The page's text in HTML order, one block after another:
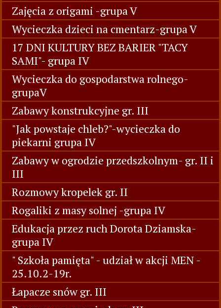
Zajęcia z origami -grupa V
Wycieczka dzieci na cmentarz-grupa V
17 DNI KULTURY BEZ BARIER "TACY
SAMI"- grupa IV
Wycieczka do gospodarstwa rolnego-
grupaV
Zabawy konstrukcyjne gr. III
"Jak powstaje chleb?"-wycieczka do
piekarni grupa IV
Zabawy w ogrodzie przedszkolnym- gr. II i
III
Rozmowy kropelek gr. II
Rogaliki z masy solnej -grupa IV
Edukacja przez ruch Dorota Dziamska-
grupa IV
" Szkoła pamięta" - udział w akcji MEN -
25.10.2-19r.
Łapacze snów gr. III